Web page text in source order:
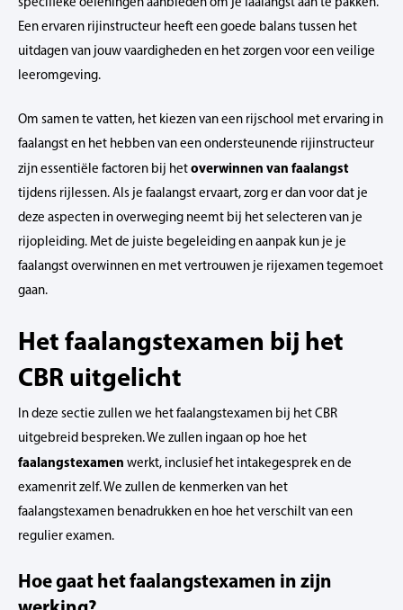
Een ervaren rijinstructeur heeft een goede balans tussen het
uitdagen van jouw vaardigheden en het zorgen voor een veilige
leeromgeving.
Om samen te vatten, het kiezen van een rijschool met ervaring in
faalangst en het hebben van een ondersteunende rijinstructeur
zijn essentiële factoren bij hetoverwinnen van faalangst
tijdens rijlessen. Als je faalangst ervaart, zorg er dan voor dat je
deze aspecten in overweging neemt bij het selecteren van je
rijopleiding. Met de juiste begeleiding en aanpak kun je je
faalangst overwinnen en met vertrouwen je rijexamen tegemoet
gaan.
Het faalangstexamen bij het
CBR uitgelicht
In deze sectie zullen we het faalangstexamen bij het CBR
uitgebreid bespreken. We zullen ingaan op hoe het
faalangstexamen werkt, inclusief het intakegesprek en de
examenrit zelf. We zullen de kenmerken van het
faalangstexamen benadrukken en hoe het verschilt van een
regulier examen.
Hoe gaat het faalangstexamen in zijn